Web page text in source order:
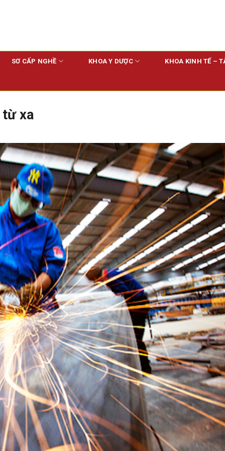
SƠ CẤP NGHỀ KHOA Y DƯỢC KHOA KINH TẾ –
xa